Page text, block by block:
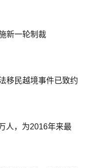
新一轮制裁
移民越境事件已致约
人，为2016年来最